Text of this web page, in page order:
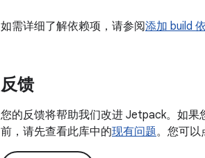
如需详细了解依赖项，请参阅添加 build
反馈
您的反馈将帮助我们改进 Jetpack。如
前，请先查看此库中的现有问题。您可以